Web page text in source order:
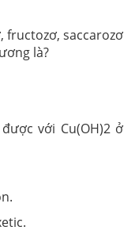
fructozơ, saccarozơ
là?
với Cu(OH)2 ở